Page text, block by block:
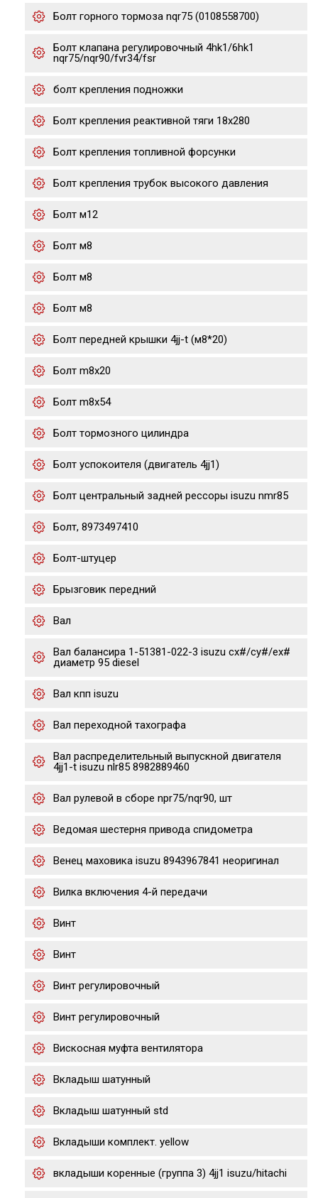
Болт горного тормоза nqr75 (0108558700)
Болт клапана регулировочный 4hk1/6hk1
nqr75/nqr90/fvr34/fsr
болт крепления подножки
Болт крепления реактивной тяги 18x280
Болт крепления топливной форсунки
Болт крепления трубок высокого давления
Болт м12
Болт м8
Болт м8
Болт м8
Болт передней крышки 4jj-t (м8*20)
Болт m8x20
Болт m8x54
Болт тормозного цилиндра
Болт успокоителя (двигатель 4jj1)
Болт центральный задней рессоры isuzu nmr85
Болт, 8973497410
Болт-штуцер
Брызговик передний
Вал
Вал балансира 1-51381-022-3 isuzu cx#/cy#/ex#
диаметр 95 diesel
Вал кпп isuzu
Вал переходной тахографа
Вал распределительный выпускной двигателя
4jj1-t isuzu nlr85 8982889460
Вал рулевой в сборе npr75/nqr90, шт
Ведомая шестерня привода спидометра
Венец маховика isuzu 8943967841 неоригинал
Вилка включения 4-й передачи
Винт
Винт
Винт регулировочный
Винт регулировочный
Вискосная муфта вентилятора
Вкладыш шатунный
Вкладыш шатунный std
Вкладыши комплект. yellow
вкладыши коренные (группа 3) 4jj1 isuzu/hitachi